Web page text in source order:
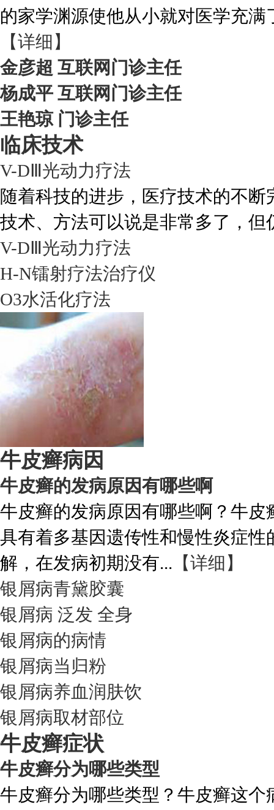
的家学渊源使他从小就对医学充
【详细】
金彦超 互联网门诊主任
杨成平 互联网门诊主任
王艳琼 门诊主任
临床技术
V-DⅢ光动力疗法
随着科技的进步，医疗技术的不
技术、方法可以说是非常多了，但
V-DⅢ光动力疗法
H-N镭射疗法治疗仪
O3水活化疗法
牛皮癣病因
牛皮癣的发病原因有哪些啊
牛皮癣的发病原因有哪些啊？牛
具有着多基因遗传性和慢性炎症
解，在发病初期没有... 【详细】
银屑病青黛胶囊
银屑病 泛发 全身
银屑病的病情
银屑病当归粉
银屑病养血润肤饮
银屑病取材部位
牛皮癣症状
牛皮癣分为哪些类型
牛皮癣分为哪些类型？牛皮癣这